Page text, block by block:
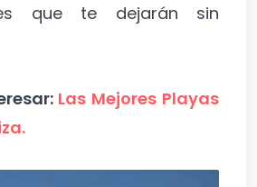
que te dejarán sin
Las Mejores Playas